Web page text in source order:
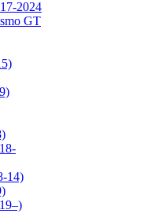
2024
GT
14)